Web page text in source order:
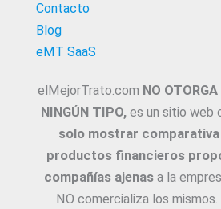
Contacto
Blog
eMT SaaS
elMejorTrato.com NO
NINGÚN TIPO, es un sitio web
solo mostrar comparativa
productos financieros
compañías ajenasa la
NO comercializa los mismos.